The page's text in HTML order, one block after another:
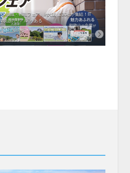
ン就職・転職フェア」in大阪 に30社が集結！IT
歌山のリアル”がある